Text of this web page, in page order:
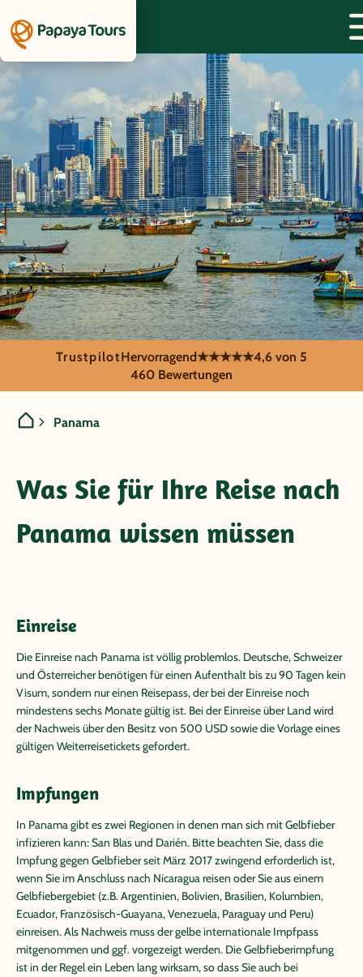
Panama
TrustpilotHervorragend★★★★★4,6 von 5
460 Bewertungen
Panama
Was Sie für Ihre Reise nach
Panama wissen müssen
Einreise
Die Einreise nach Panama ist völlig problemlos. Deutsche, Schweizer
und Österreicher benötigen für einen Aufenthalt bis zu 90 Tagen kein
Visum, sondern nur einen Reisepass, der bei der Einreise noch
mindestens sechs Monate gültig ist. Bei der Einreise über Land wird
der Nachweis über den Besitz von 500 USD sowie die Vorlage eines
gültigen Weiterreisetickets gefordert.
Impfungen
In Panama gibt es zwei Regionen in denen man sich mit Gelbfieber
infizieren kann: San Blas und Darién. Bitte beachten Sie, dass die
Impfung gegen Gelbfieber seit März 2017 zwingend erforderlich ist,
wenn Sie im Anschluss nach Nicaragua reisen oder Sie aus einem
Gelbfiebergebiet (z.B. Argentinien, Bolivien, Brasilien, Kolumbien,
Ecuador, Französisch-Guayana, Venezuela, Paraguay und Peru)
einreisen. Als Nachweis muss der gelbe internationale Impfpass
mitgenommen und ggf. vorgezeigt werden. Die Gelbfieberimpfung
ist in der Regel ein Leben lang wirksam, so dass Sie auch bei